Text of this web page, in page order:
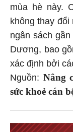
mùa hè này.
không thay
ngân sách
Dương, bao
xác định bởi
Nguồn: Nâng
sức khoẻ cán